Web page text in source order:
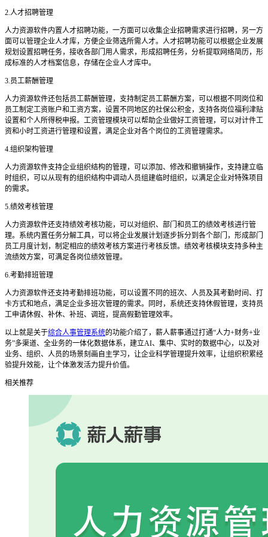
2.人才招聘管理
人力资源软件内置人才招聘功能，一方面可以收集企业招聘需求进行招聘，另一方
面可以管理企业人才库，方便企业筛选所需人才。人才招聘功能可以根据企业发展
规划设置招聘任务，接收各部门用人需求，形成招聘任务，分析提取网络简历，形
成标准的人才档案信息，存储在企业人才库中。
3.员工薪酬管理
人力资源软件还包括员工薪酬管理，支持制定员工薪酬方案，可以根据不同岗位和
员工制定工资账户和工资方案，设置不同地区的社保公积金，支持各岗位福利津贴
设置和个人所得税申报。工资管理模块可以帮助企业做好工资管理，可以对计件工
资和小时工资进行管理和设置，满足企业对各个岗位的工资管理需求。
4.组织架构管理
人力资源软件支持企业组织结构的管理，可以添加、修改和撤销操作，支持建立临
时组织，可以从现有的组织结构中调动人员组建临时组织，以满足企业对特殊项目
的需求。
5.绩效考核管理
人力资源软件还支持绩效考核功能，可以对组织、部门和员工的绩效考核进行管
理。系统内置任务分解工具，可以将企业发展计划逐步拆分到各个部门，形成部门
员工月度计划，制定相应的绩效考核方案进行考核反馈。绩效考核模块支持多种主
流绩效方案，可满足各岗位绩效管理。
6.考勤排班管理
人力资源软件还支持考勤排班功能，可以设置不同的班次、人员及其考勤时间、打
卡方式和地点，满足企业多班次管理的需求。同时，系统还支持休假管理，支持员
工申请休假、补休、补班、调班，提高假勤管理效率。
以上就是关于综合人事管理系统的功能介绍了，薪人薪事通过打通“人力+财务+业
务”多渠道、全业务的一体化数据体系，建立AI、集中、实时的数据中心，以及对
业务、组织、人员的场景刻画自主学习，让企业科学管理提升效率，让组织积累经
验提升效能，让个体激发活力提升价值。
相关推荐